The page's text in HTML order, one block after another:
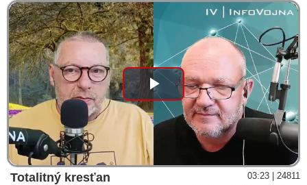
Play
Video
Totalitný kresťan
03:23 | 24811